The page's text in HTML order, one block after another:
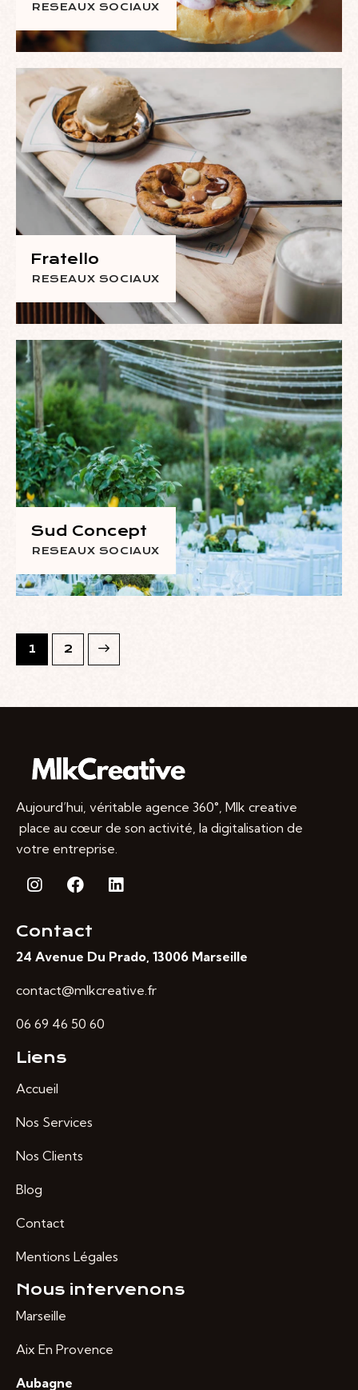
RESEAUX SOCIAUX
Fratello
RESEAUX SOCIAUX
Sud Concept
RESEAUX SOCIAUX
1 2
Aujourd’hui, véritable agence 360°, Mlk creative
place au cœur de son activité, la digitalisation de
votre entreprise.
Contact
24 Avenue Du Prado, 13006 Marseille
contact@mlkcreative.fr
06 69 46 50 60
Liens
Accueil
Nos Services
Nos Clients
Blog
Contact
Mentions Légales
Nous intervenons
Marseille
Aix En Provence
Aubagne